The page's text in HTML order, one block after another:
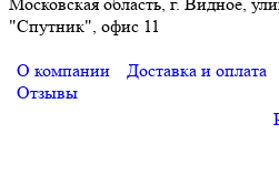
"Спутник", офис 11
О компании Доставка и оплата
Отзывы